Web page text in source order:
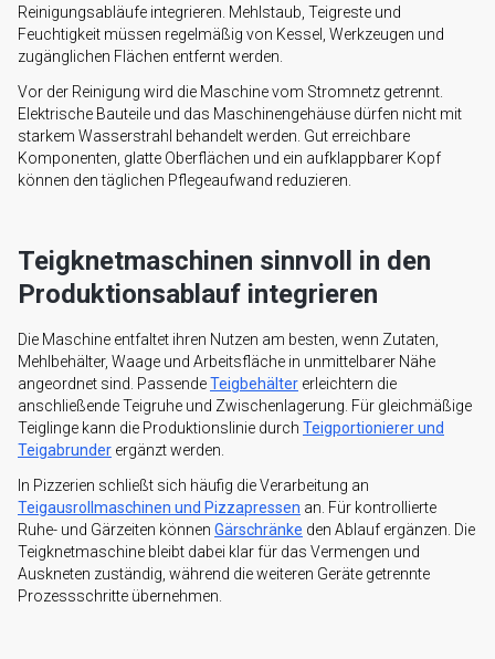
Reinigungsabläufe integrieren. Mehlstaub, Teigreste und
Feuchtigkeit müssen regelmäßig von Kessel, Werkzeugen und
zugänglichen Flächen entfernt werden.
Vor der Reinigung wird die Maschine vom Stromnetz getrennt.
Elektrische Bauteile und das Maschinengehäuse dürfen nicht mit
starkem Wasserstrahl behandelt werden. Gut erreichbare
Komponenten, glatte Oberflächen und ein aufklappbarer Kopf
können den täglichen Pflegeaufwand reduzieren.
Teigknetmaschinen sinnvoll in den
Produktionsablauf integrieren
Die Maschine entfaltet ihren Nutzen am besten, wenn Zutaten,
Mehlbehälter, Waage und Arbeitsfläche in unmittelbarer Nähe
angeordnet sind. PassendeTeigbehälter erleichtern die
anschließende Teigruhe und Zwischenlagerung. Für gleichmäßige
Teiglinge kann die Produktionslinie durch Teigportionierer und
Teigabrunder ergänzt werden.
In Pizzerien schließt sich häufig die Verarbeitung an
Teigausrollmaschinen und Pizzapressen an. Für kontrollierte
Ruhe- und Gärzeiten können Gärschränke den Ablauf ergänzen. Die
Teigknetmaschine bleibt dabei klar für das Vermengen und
Auskneten zuständig, während die weiteren Geräte getrennte
Prozessschritte übernehmen.